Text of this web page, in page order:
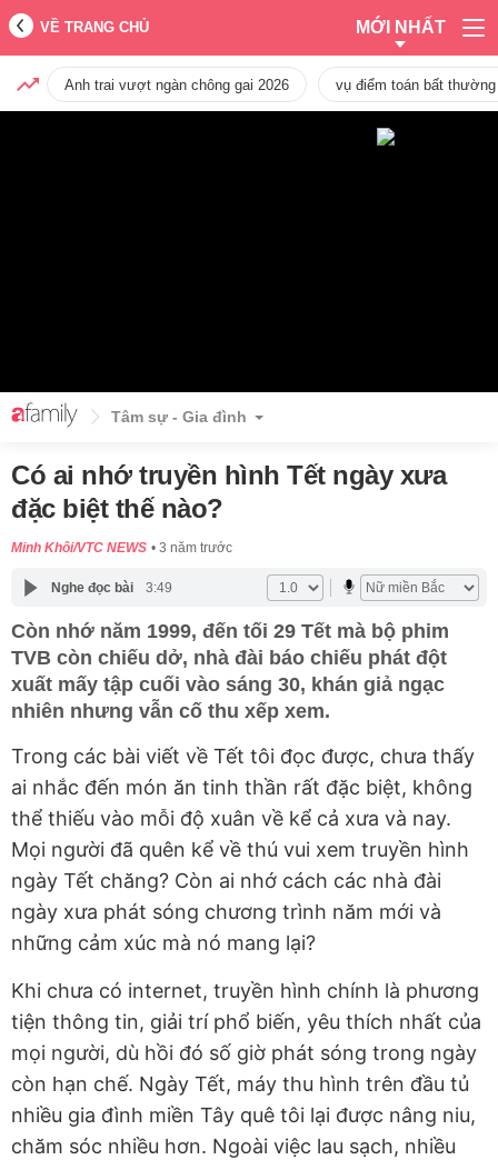
VỀ TRANG CHỦ MỚI NHẤT
Anh trai vượt ngàn chông gai 2026 vụ điểm toán bất
Tâm sự - Gia đình
Có ai nhớ truyền hình Tết ngày xưa
đặc biệt thế nào?
Minh Khôi/VTC NEWS 3 năm trước
Nghe đọc bài 3:49
Còn nhớ năm 1999, đến tối 29 Tết mà bộ phim
TVB còn chiếu dở, nhà đài báo chiếu phát đột
xuất mấy tập cuối vào sáng 30, khán giả ngạc
nhiên nhưng vẫn cố thu xếp xem.
Trong các bài viết về Tết tôi đọc được, chưa thấy
ai nhắc đến món ăn tinh thần rất đặc biệt, không
thể thiếu vào mỗi độ xuân về kể cả xưa và nay.
Mọi người đã quên kể về thú vui xem truyền hình
ngày Tết chăng? Còn ai nhớ cách các nhà đài
ngày xưa phát sóng chương trình năm mới và
những cảm xúc mà nó mang lại?
Khi chưa có internet, truyền hình chính là phương
tiện thông tin, giải trí phổ biến, yêu thích nhất của
mọi người, dù hồi đó số giờ phát sóng trong ngày
còn hạn chế. Ngày Tết, máy thu hình trên đầu tủ
nhiều gia đình miền Tây quê tôi lại được nâng niu,
chăm sóc nhiều hơn. Ngoài việc lau sạch, nhiều